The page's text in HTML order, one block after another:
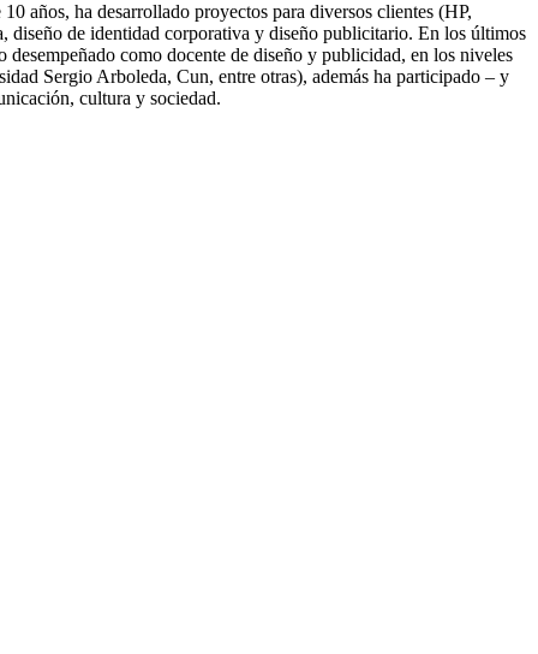
años, ha desarrollado proyectos para diversos clientes (HP,
de identidad corporativa y diseño publicitario. En los últimos
como docente de diseño y publicidad, en los niveles
Sergio Arboleda, Cun, entre otras), además ha participado – y
cultura y sociedad.